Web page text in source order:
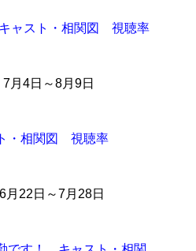
ャスト・相関図 視聴率
月4日～8月9日
・相関図 視聴率
22日～7月28日